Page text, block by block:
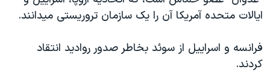
فرهنگ و زندگی
اقتصادی
مستندها
حمله جمهوری اسلامی به اسرائیل
دنبال کنید
ايالات متحده آمريکا آن را يک سازمان تروريستی ميدانند.
فرانسه و اسراييل از سوئد بخاطر صدور رواديد انتقاد
کردند.